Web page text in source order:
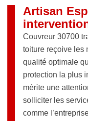
Artisan
Couvreur 30700
toiture reçoive les
qualité optimale
protection la plus
mérite une
solliciter les
comme